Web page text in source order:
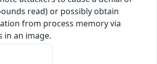
read) or possibly obtain
from process memory via
in an image.